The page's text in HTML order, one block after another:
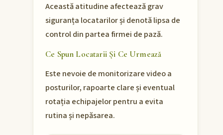
Această atitudine afectează grav
siguranța locatarilor și denotă lipsa de
control din partea firmei de pază.
Ce Spun Locatarii Și Ce Urmează
Este nevoie de monitorizare video a
posturilor, rapoarte clare și eventual
rotația echipajelor pentru a evita
rutina și nepăsarea.